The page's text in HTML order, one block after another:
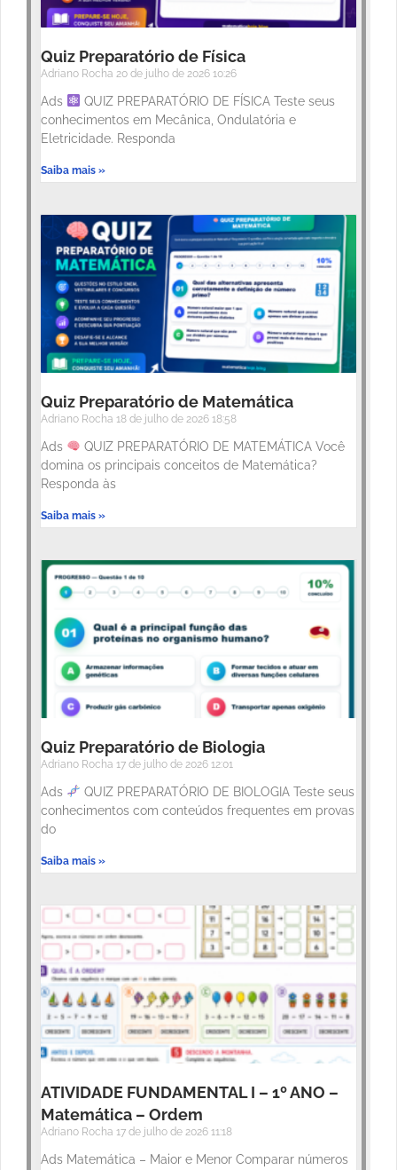
Quiz Preparatório de Física
Adriano Rocha 20 de julho de 2026 10:26
Ads
QUIZ PREPARATÓRIO DE FÍSICA Teste seus
conhecimentos em Mecânica, Ondulatória e
Eletricidade. Responda
Saiba mais »
Quiz Preparatório de Matemática
Adriano Rocha 18 de julho de 2026 18:58
Ads
QUIZ PREPARATÓRIO DE MATEMÁTICA Você
domina os principais conceitos de Matemática?
Responda às
Saiba mais »
Quiz Preparatório de Biologia
Adriano Rocha 17 de julho de 2026 12:01
Ads
QUIZ PREPARATÓRIO DE BIOLOGIA Teste seus
conhecimentos com conteúdos frequentes em provas
do
Saiba mais »
ATIVIDADE FUNDAMENTAL I – 1º ANO –
Matemática – Ordem
Adriano Rocha 17 de julho de 2026 11:18
Ads Matemática – Maior e Menor Comparar números